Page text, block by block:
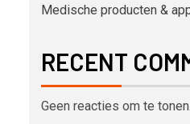
Medische producten &
RECENT
Geen reacties om te tonen.